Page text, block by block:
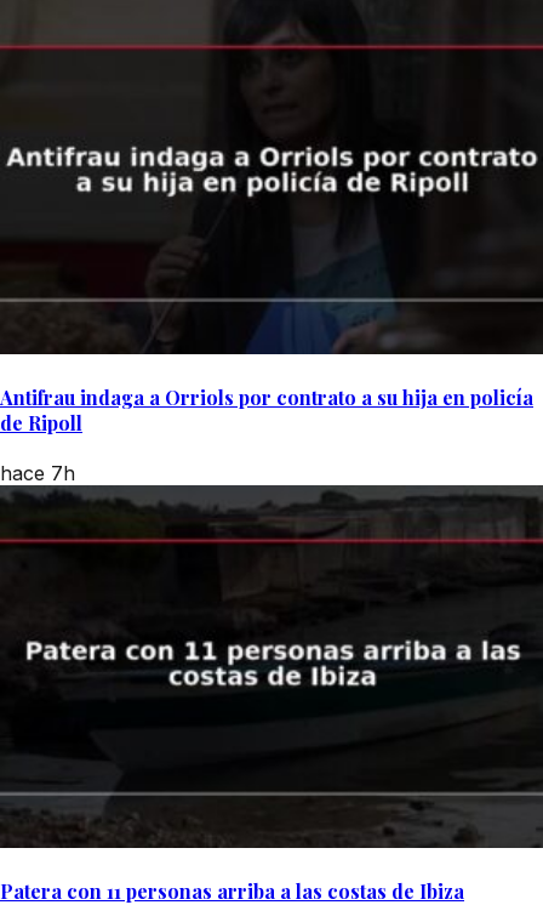
Antifrau indaga a Orriols por contrato a su hija en policía
de Ripoll
hace 7h
Patera con 11 personas arriba a las costas de Ibiza